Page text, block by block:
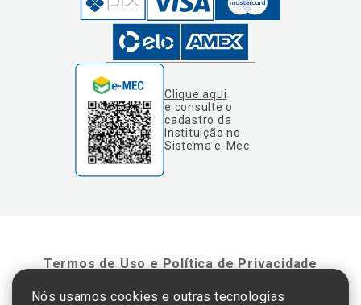
Clique aqui
e consulte o
cadastro da
Instituição no
Sistema e-Mec
Termos de Uso e Política de Privacidade
Nós usamos cookies e outras tecnologias